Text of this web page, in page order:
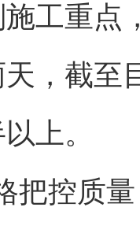
工重点
，截至
上。
控质量